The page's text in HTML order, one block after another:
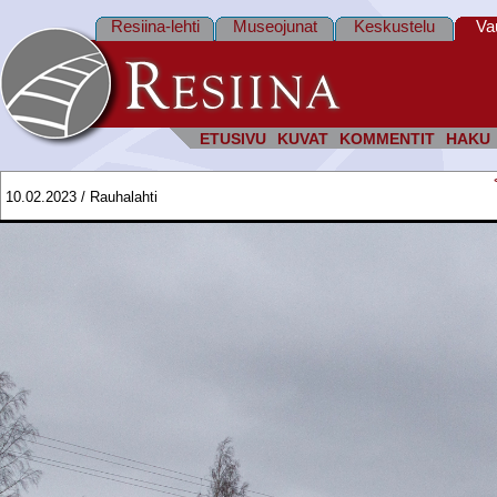
ETUSIVU KUVAT KOMMENTIT HAKU
Resiina-lehti Museojunat Keskustelu
10.02.2023 / Rauhalahti